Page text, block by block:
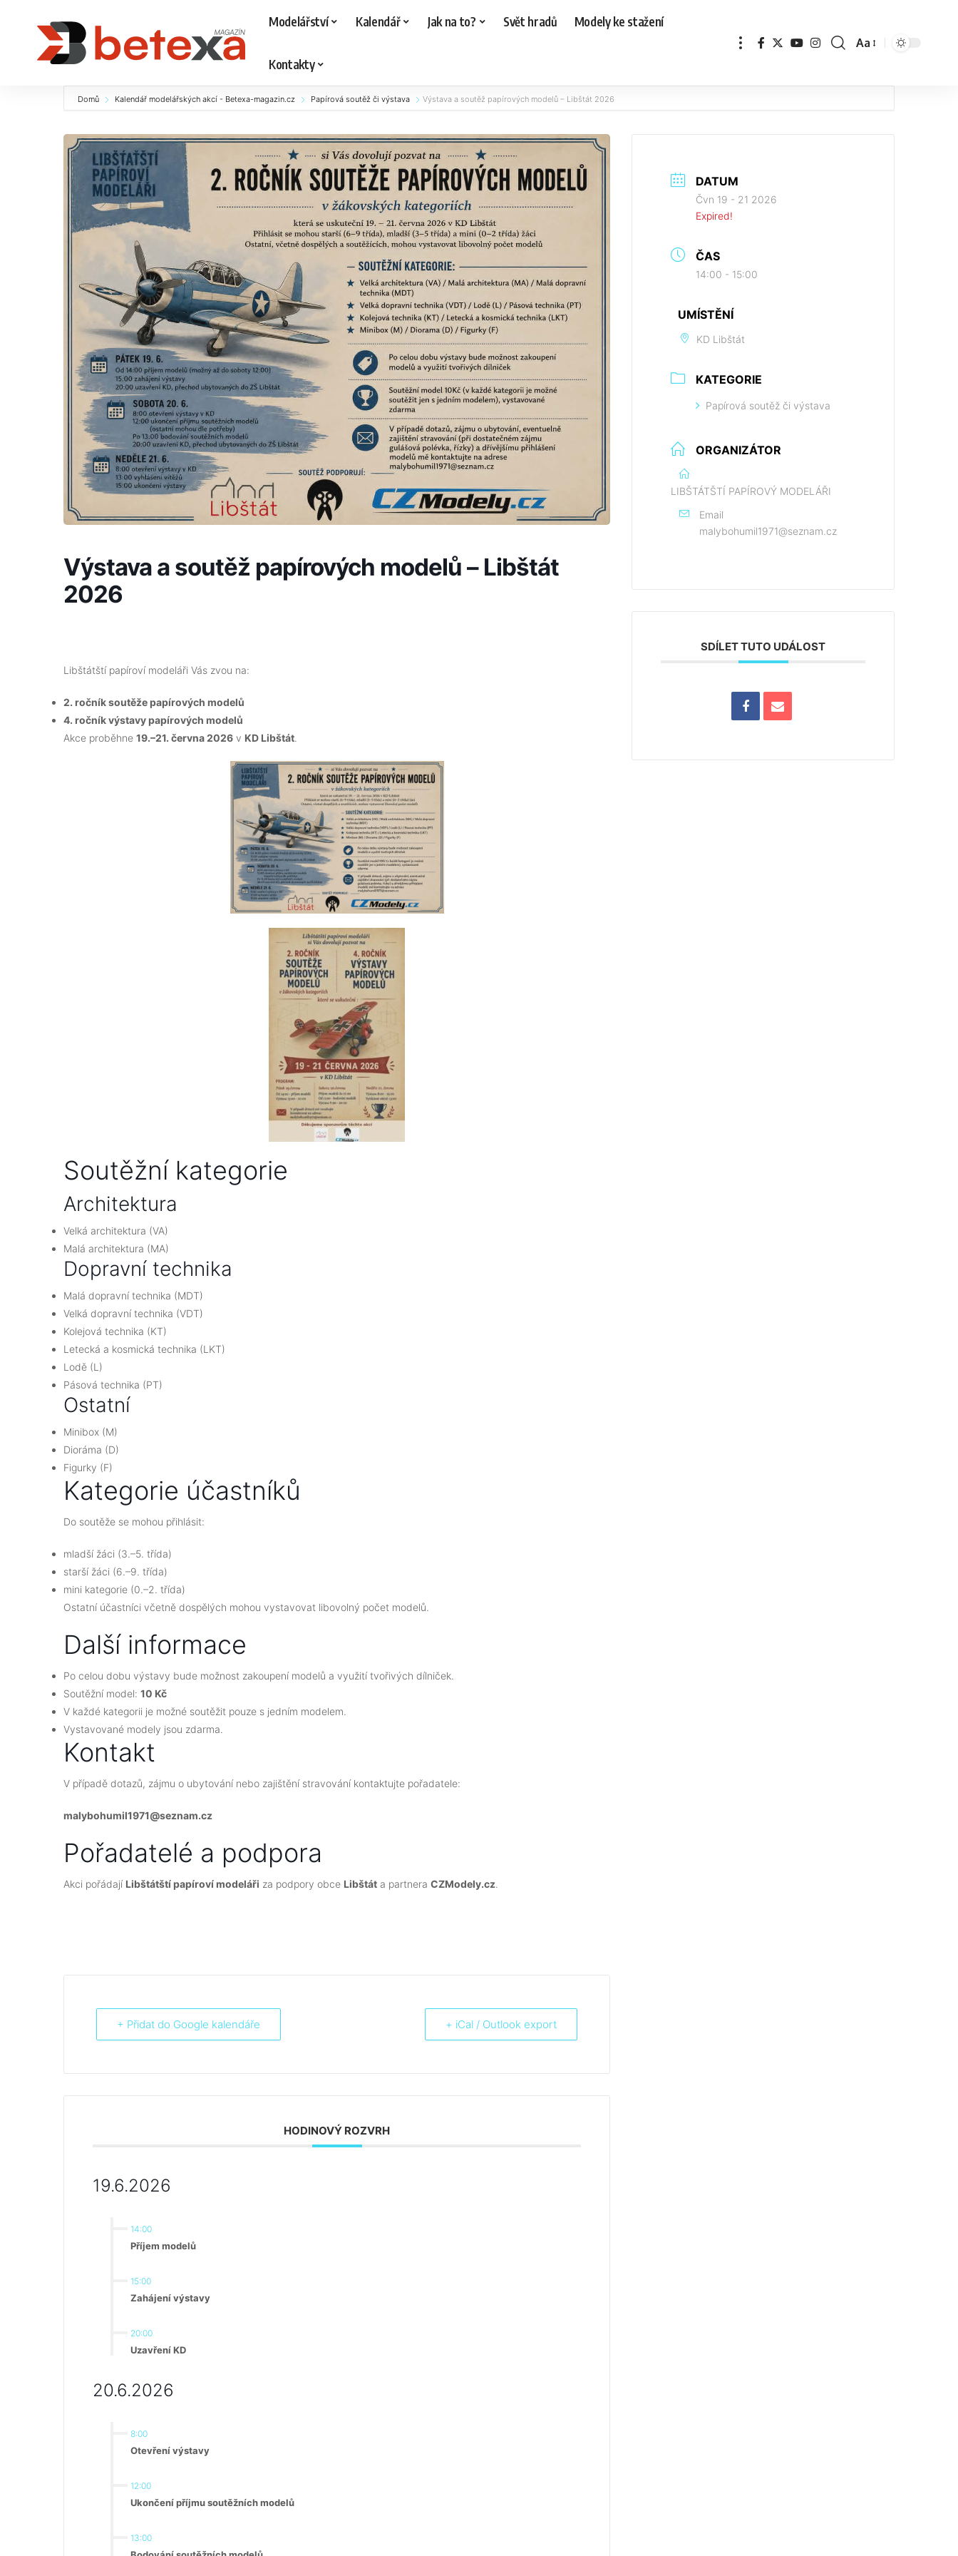
Modelářství Kalendář Jak na to? Svět hradů Modely ke stažení
Kontakty
Aa
Domů Kalendář modelářských akcí - Betexa-magazin.cz Papírová soutěž či výstava Výstava a soutěž papírových modelů – Libštát 2026
Výstava a soutěž papírových modelů – Libštát
2026
Libštátští papíroví modeláři Vás zvou na:
2. ročník soutěže papírových modelů
4. ročník výstavy papírových modelů
Akce proběhne 19.–21. června 2026 v KD Libštát.
Soutěžní kategorie
Architektura
Velká architektura (VA)
Malá architektura (MA)
Dopravní technika
Malá dopravní technika (MDT)
Velká dopravní technika (VDT)
Kolejová technika (KT)
Letecká a kosmická technika (LKT)
Lodě (L)
Pásová technika (PT)
Ostatní
Minibox (M)
Dioráma (D)
Figurky (F)
Kategorie účastníků
Do soutěže se mohou přihlásit:
mladší žáci (3.–5. třída)
starší žáci (6.–9. třída)
mini kategorie (0.–2. třída)
Ostatní účastníci včetně dospělých mohou vystavovat libovolný počet modelů.
Další informace
Po celou dobu výstavy bude možnost zakoupení modelů a využití tvořivých dílniček.
Soutěžní model: 10 Kč
V každé kategorii je možné soutěžit pouze s jedním modelem.
Vystavované modely jsou zdarma.
Kontakt
V případě dotazů, zájmu o ubytování nebo zajištění stravování kontaktujte pořadatele:
malybohumil1971@seznam.cz
Pořadatelé a podpora
Akci pořádají Libštátští papíroví modeláři za podpory obce Libštát a partnera CZModely.cz.
+ Přidat do Google kalendáře + iCal / Outlook export
HODINOVÝ ROZVRH
19.6.2026
14:00
Příjem modelů
15:00
Zahájení výstavy
20:00
Uzavření KD
20.6.2026
8:00
Otevření výstavy
12:00
Ukončení příjmu soutěžních modelů
13:00
DATUM
Čvn 19 - 21 2026
Expired!
ČAS
14:00 - 15:00
UMÍSTĚNÍ
KD Libštát
KATEGORIE
Papírová soutěž či výstava
ORGANIZÁTOR
LIBŠTÁTŠTÍ PAPÍROVÝ MODELÁŘI
Email
malybohumil1971@seznam.cz
SDÍLET TUTO UDÁLOST